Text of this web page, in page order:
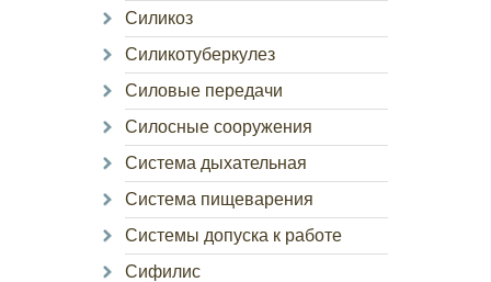
Силикоз
Силикотуберкулез
Силовые передачи
Силосные сооружения
Система дыхательная
Система пищеварения
Системы допуска к работе
Сифилис